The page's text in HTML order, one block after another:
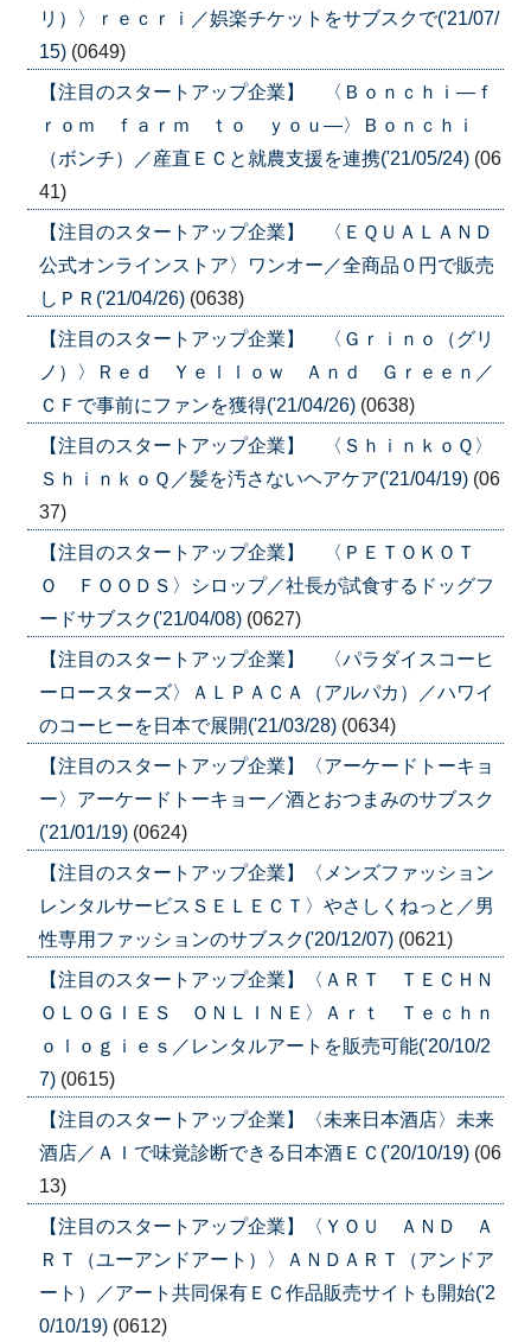
リ）〉ｒｅｃｒｉ／娯楽チケットをサブスクで('21/07/
15) (0649)
【注目のスタートアップ企業】 〈Ｂｏｎｃｈｉ―ｆ
ｒｏｍ ｆａｒｍ ｔｏ ｙｏｕ―〉Ｂｏｎｃｈｉ
（ボンチ）／産直ＥＣと就農支援を連携('21/05/24) (06
41)
【注目のスタートアップ企業】 〈ＥＱＵＡＬＡＮＤ
公式オンラインストア〉ワンオー／全商品０円で販売
しＰＲ('21/04/26) (0638)
【注目のスタートアップ企業】 〈Ｇｒｉｎｏ（グリ
ノ）〉Ｒｅｄ Ｙｅｌｌｏｗ Ａｎｄ Ｇｒｅｅｎ／
ＣＦで事前にファンを獲得('21/04/26) (0638)
【注目のスタートアップ企業】 〈ＳｈｉｎｋｏＱ〉
ＳｈｉｎｋｏＱ／髪を汚さないヘアケア('21/04/19) (06
37)
【注目のスタートアップ企業】 〈ＰＥＴＯＫＯＴ
Ｏ ＦＯＯＤＳ〉シロップ／社長が試食するドッグフ
ードサブスク('21/04/08) (0627)
【注目のスタートアップ企業】 〈パラダイスコーヒ
ーロースターズ〉ＡＬＰＡＣＡ（アルパカ）／ハワイ
のコーヒーを日本で展開('21/03/28) (0634)
【注目のスタートアップ企業】〈アーケードトーキョ
ー〉アーケードトーキョー／酒とおつまみのサブスク
('21/01/19) (0624)
【注目のスタートアップ企業】〈メンズファッション
レンタルサービスＳＥＬＥＣＴ〉やさしくねっと／男
性専用ファッションのサブスク('20/12/07) (0621)
【注目のスタートアップ企業】〈ＡＲＴ ＴＥＣＨＮ
ＯＬＯＧＩＥＳ ＯＮＬＩＮＥ〉Ａｒｔ Ｔｅｃｈｎ
ｏｌｏｇｉｅｓ／レンタルアートを販売可能('20/10/2
7) (0615)
【注目のスタートアップ企業】〈未来日本酒店〉未来
酒店／ＡＩで味覚診断できる日本酒ＥＣ('20/10/19) (06
13)
【注目のスタートアップ企業】〈ＹＯＵ ＡＮＤ Ａ
ＲＴ（ユーアンドアート）〉ＡＮＤＡＲＴ（アンドア
ート）／アート共同保有ＥＣ作品販売サイトも開始('2
0/10/19) (0612)